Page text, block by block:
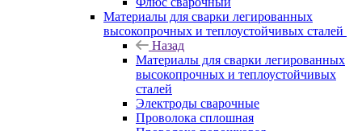
Материалы для сварки легированных
высокопрочных и теплоустойчивых сталей
Назад
Материалы для сварки легированных
высокопрочных и теплоустойчивых
сталей
Электроды сварочные
Проволока сплошная